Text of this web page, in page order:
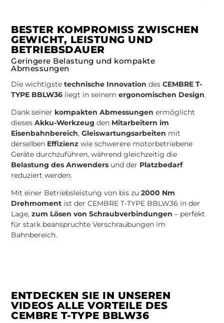
BESTER KOMPROMISS ZWISCHEN
GEWICHT, LEISTUNG UND
BETRIEBSDAUER
Geringere Belastung und kompakte
Abmessungen
Die wichtigste technische Innovation des CEMBRE T-
TYPE BBLW36 liegt in seinem ergonomischen Design.
Dank seiner kompakten Abmessungen ermöglicht
dieses Akku-Werkzeug den Mitarbeitern im
Eisenbahnbereich, Gleiswartungsarbeiten mit
derselben Effizienz wie schwerere motorbetriebene
Geräte durchzuführen, während gleichzeitig die
Belastung des Anwenders und der Platzbedarf
reduziert werden.
Mit einer Betriebsleistung von bis zu 2000 Nm
Drehmoment ist der CEMBRE T-TYPE BBLW36 in der
Lage, zum Lösen von Schraubverbindungen – perfekt
für stark beanspruchte Verschraubungen im
Bahnbereich.
ENTDECKEN SIE IN UNSEREN
VIDEOS ALLE VORTEILE DES
CEMBRE T-TYPE BBLW36